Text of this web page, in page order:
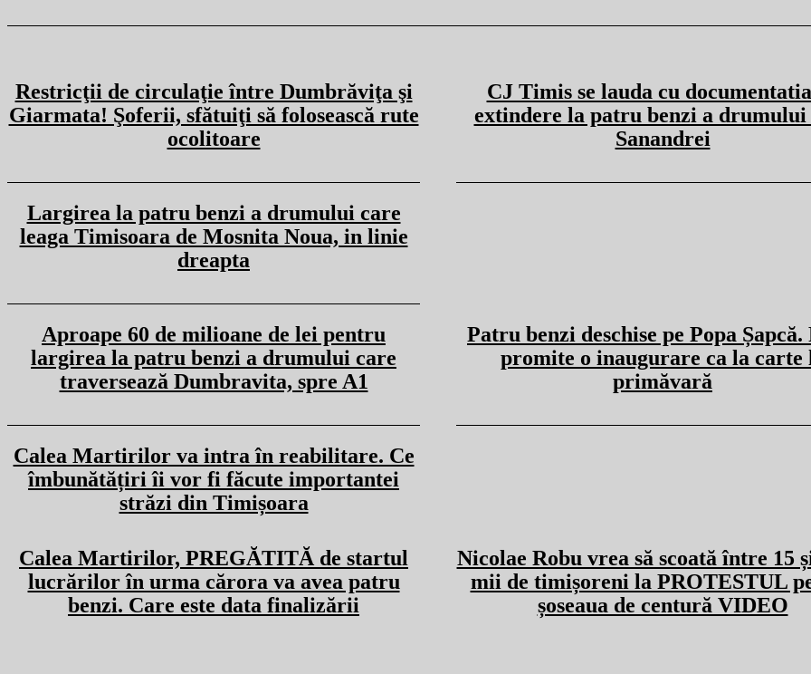
Restricţii de circulaţie între Dumbrăviţa şi
Giarmata! Şoferii, sfătuiţi să folosească rute
ocolitoare
CJ Timis se lauda cu
extindere la patru benzi a drumului
Sanandrei
Largirea la patru benzi a drumului care
leaga Timisoara de Mosnita Noua, in linie
dreapta
Aproape 60 de milioane de lei pentru
largirea la patru benzi a drumului care
traversează Dumbravita, spre A1
Patru benzi deschise pe Popa Șapcă.
promite o inaugurare ca la carte
primăvară
Calea Martirilor va intra în reabilitare. Ce
îmbunătățiri îi vor fi făcute importantei
străzi din Timișoara
Calea Martirilor, PREGĂTITĂ de startul
lucrărilor în urma cărora va avea patru
benzi. Care este data finalizării
Nicolae Robu vrea să scoată între 15
mii de timișoreni la PROTESTUL
șoseaua de centură VIDEO